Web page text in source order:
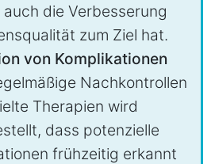
die Verbesserung
zum Ziel hat.
von Komplikationen
Nachkontrollen
Therapien wird
dass potenzielle
frühzeitig erkannt